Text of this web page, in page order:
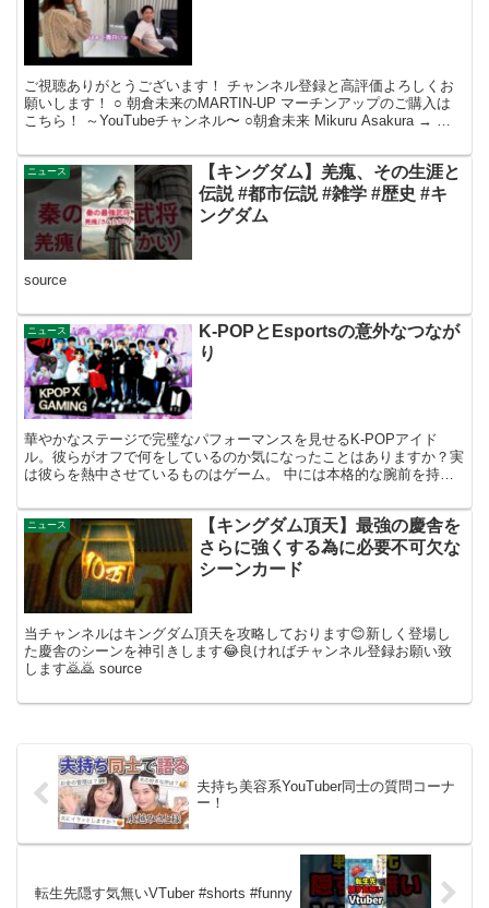
ご視聴ありがとうございます！ チャンネル登録と高評価よろしくお
願いします！ ○ 朝倉未来のMARTIN-UP マーチンアップのご購入は
こちら！ ～YouTubeチャンネル〜 ○朝倉未来 Mikuru Asakura → 〇
ニュース
【キングダム】羌瘣、その生涯と
伝説 #都市伝説 #雑学 #歴史 #キ
ングダム
source
ニュース
K-POPとEsportsの意外なつなが
り
華やかなステージで完璧なパフォーマンスを見せるK-POPアイド
ル。彼らがオフで何をしているのか気になったことはありますか？実
は彼らを熱中させているものはゲーム。 中には本格的な腕前を持つ
ニュース
【キングダム頂天】最強の慶舎を
さらに強くする為に必要不可欠な
シーンカード
当チャンネルはキングダム頂天を攻略しております😊新しく登場し
た慶舎のシーンを神引きします😂良ければチャンネル登録お願い致
します🙇🙇 source
夫持ち美容系YouTuber同士の質問コーナ
ー！
転生先隠す気無いVTuber #shorts #funny